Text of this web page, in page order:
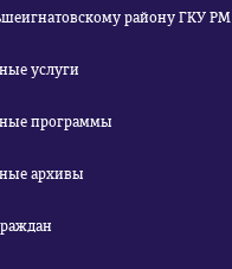
району ГКУ РМ
услуги
программы
архивы